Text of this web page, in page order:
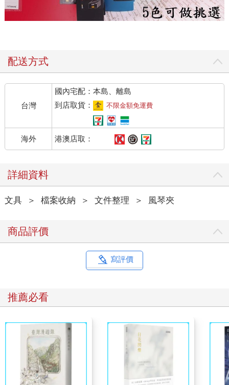
配送方式
台灣
國內宅配：本島、離島
到店取貨：
不限金額免運費
海外 港澳店取：
詳細資料
文具 ＞ 檔案收納 ＞ 文件整理 ＞ 風琴夾
商品評價
寫評價
推薦必看